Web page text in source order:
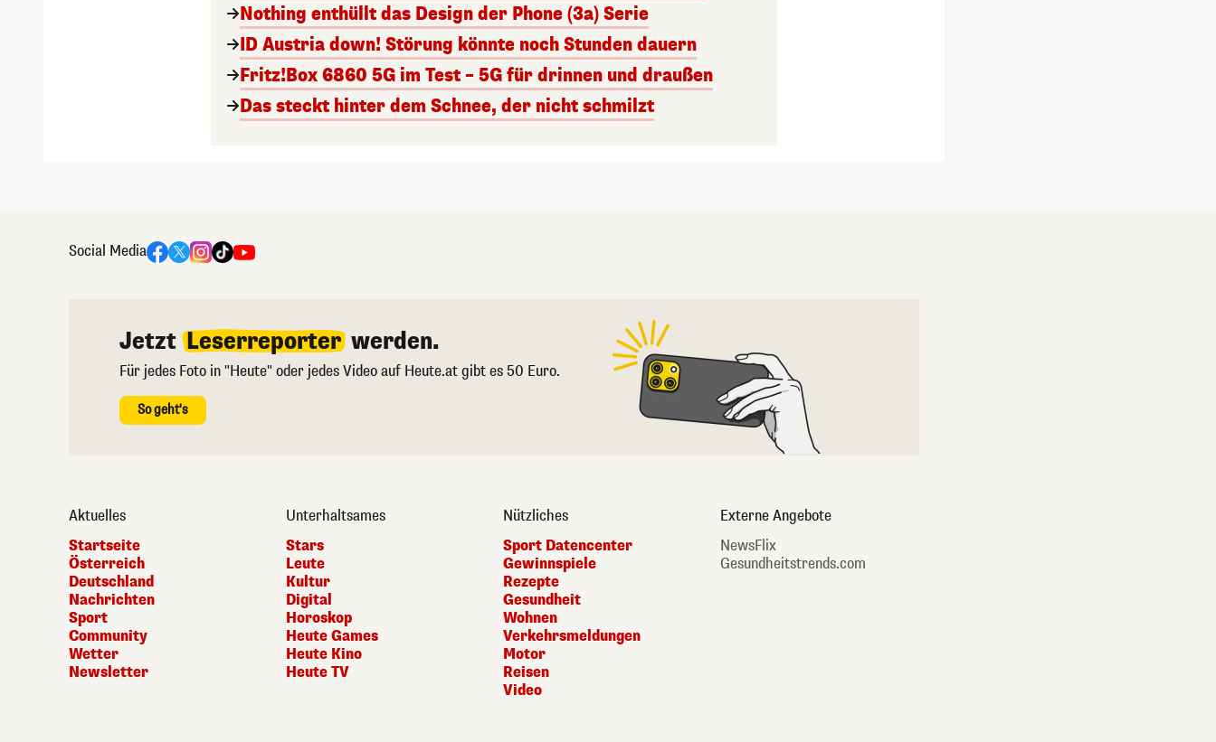
Nothing enthüllt das Design der Phone (3a) Serie
ID Austria down! Störung könnte noch Stunden dauern
Fritz!Box 6860 5G im Test – 5G für drinnen und draußen
Das steckt hinter dem Schnee, der nicht schmilzt
Social Media
Jetzt Leserreporter werden.
Für jedes Foto in "Heute" oder jedes Video auf Heute.at gibt es 50 Euro.
So geht's
Aktuelles
Startseite
Österreich
Deutschland
Nachrichten
Sport
Community
Wetter
Newsletter
Unterhaltsames
Stars
Leute
Kultur
Digital
Horoskop
Heute Games
Heute Kino
Heute TV
Nützliches
Sport Datencenter
Gewinnspiele
Rezepte
Gesundheit
Wohnen
Verkehrsmeldungen
Motor
Reisen
Video
Externe Angebote
NewsFlix
Gesundheitstrends.com